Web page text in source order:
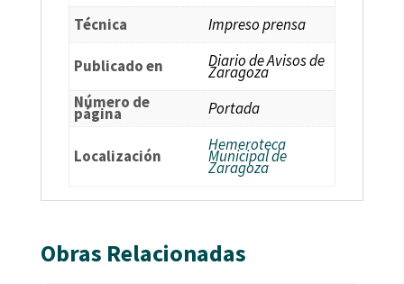
Técnica
Impreso prensa
Publicado en Diario de Avisos de
Zaragoza
Número de
página Portada
Localización
Hemeroteca
Municipal de
Zaragoza
Obras Relacionadas